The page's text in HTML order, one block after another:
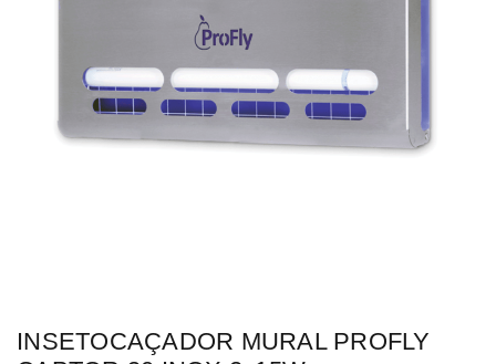
INSETOCAÇADOR MURAL PROFLY